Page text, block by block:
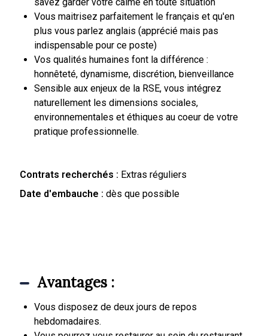
Vous maitrisez parfaitement le français et qu'en
plus vous parlez anglais (apprécié mais pas
indispensable pour ce poste)
Vos qualités humaines font la différence :
honnêteté, dynamisme, discrétion, bienveillance
Sensible aux enjeux de la RSE, vous intégrez
naturellement les dimensions sociales,
environnementales et éthiques au coeur de votre
pratique professionnelle.
Contrats recherchés : Extras réguliers
Date d'embauche : dès que possible
Avantages :
Vous disposez de deux jours de repos
hebdomadaires.